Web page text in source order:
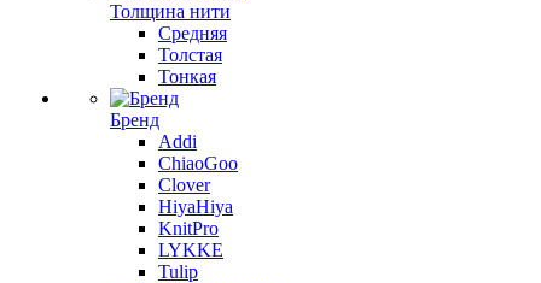
Толщина нити
Средняя
Толстая
Тонкая
Бренд
Addi
ChiaoGoo
Clover
HiyaHiya
KnitPro
LYKKE
Tulip